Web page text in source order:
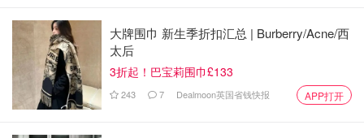
大牌围巾 新生季折扣汇总 | Burberry/Acne/西
太后
3折起！巴宝莉围巾£133
243 7 Dealmoon英国省钱快报 APP打开